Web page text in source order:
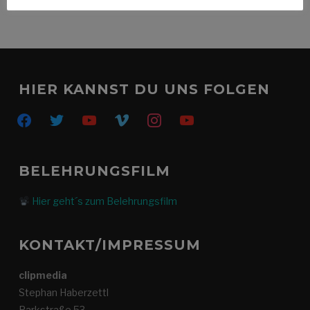
HIER KANNST DU UNS FOLGEN
facebooktwitter youtube vimeo instagramyoutube
BELEHRUNGSFILM
Hier geht´s zum Belehrungsfilm
KONTAKT/IMPRESSUM
clipmedia
Stephan Haberzettl